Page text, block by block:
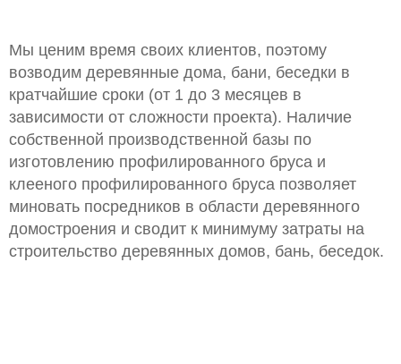
Мы ценим время своих клиентов, поэтому
возводим деревянные дома, бани, беседки в
кратчайшие сроки (от 1 до 3 месяцев в
зависимости от сложности проекта). Наличие
собственной производственной базы по
изготовлению профилированного бруса и
клееного профилированного бруса позволяет
миновать посредников в области деревянного
домостроения и сводит к минимуму затраты на
строительство деревянных домов, бань, беседок.